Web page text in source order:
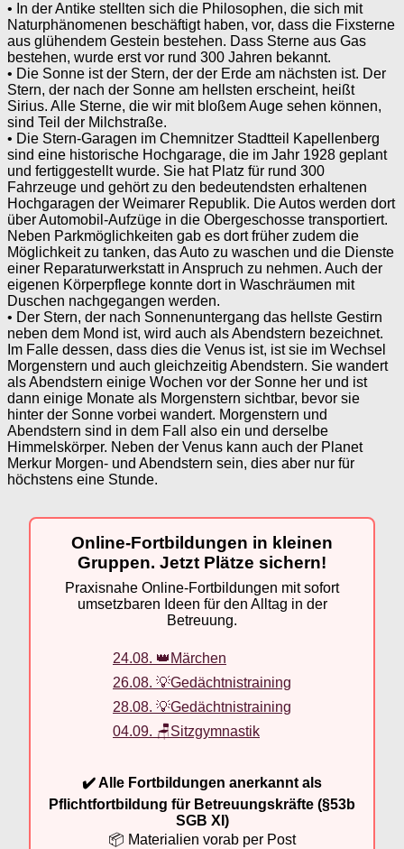
• In der Antike stellten sich die Philosophen, die sich mit
Naturphänomenen beschäftigt haben, vor, dass die Fixsterne
aus glühendem Gestein bestehen. Dass Sterne aus Gas
bestehen, wurde erst vor rund 300 Jahren bekannt.
• Die Sonne ist der Stern, der der Erde am nächsten ist. Der
Stern, der nach der Sonne am hellsten erscheint, heißt
Sirius. Alle Sterne, die wir mit bloßem Auge sehen können,
sind Teil der Milchstraße.
• Die Stern-Garagen im Chemnitzer Stadtteil Kapellenberg
sind eine historische Hochgarage, die im Jahr 1928 geplant
und fertiggestellt wurde. Sie hat Platz für rund 300
Fahrzeuge und gehört zu den bedeutendsten erhaltenen
Hochgaragen der Weimarer Republik. Die Autos werden dort
über Automobil-Aufzüge in die Obergeschosse transportiert.
Neben Parkmöglichkeiten gab es dort früher zudem die
Möglichkeit zu tanken, das Auto zu waschen und die Dienste
einer Reparaturwerkstatt in Anspruch zu nehmen. Auch der
eigenen Körperpflege konnte dort in Waschräumen mit
Duschen nachgegangen werden.
• Der Stern, der nach Sonnenuntergang das hellste Gestirn
neben dem Mond ist, wird auch als Abendstern bezeichnet.
Im Falle dessen, dass dies die Venus ist, ist sie im Wechsel
Morgenstern und auch gleichzeitig Abendstern. Sie wandert
als Abendstern einige Wochen vor der Sonne her und ist
dann einige Monate als Morgenstern sichtbar, bevor sie
hinter der Sonne vorbei wandert. Morgenstern und
Abendstern sind in dem Fall also ein und derselbe
Himmelskörper. Neben der Venus kann auch der Planet
Merkur Morgen- und Abendstern sein, dies aber nur für
höchstens eine Stunde.
Online-Fortbildungen in kleinen
Gruppen. Jetzt Plätze sichern!
Praxisnahe Online-Fortbildungen mit sofort
umsetzbaren Ideen für den Alltag in der
Betreuung.
24.08. 👑Märchen
26.08. 💡Gedächtnistraining
28.08. 💡Gedächtnistraining
04.09. 🪑Sitzgymnastik
✔️ Alle Fortbildungen anerkannt als
Pflichtfortbildung für Betreuungskräfte (§53b
SGB XI)
📦 Materialien vorab per Post